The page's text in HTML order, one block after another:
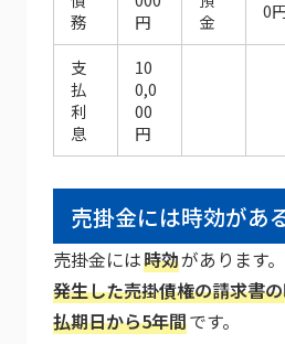
務
円
金
0
支
払
利
息
10
0,0
00
円
売掛金には時効があ
売掛金には時効があります。
発生した売掛債権の請求書
払期日から5年間です。